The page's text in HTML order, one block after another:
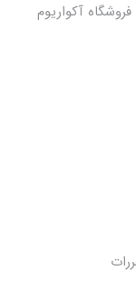
فروشگاه آکواریوم